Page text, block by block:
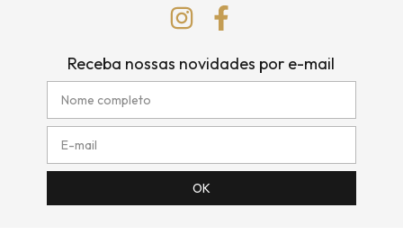
Receba nossas novidades por e-mail